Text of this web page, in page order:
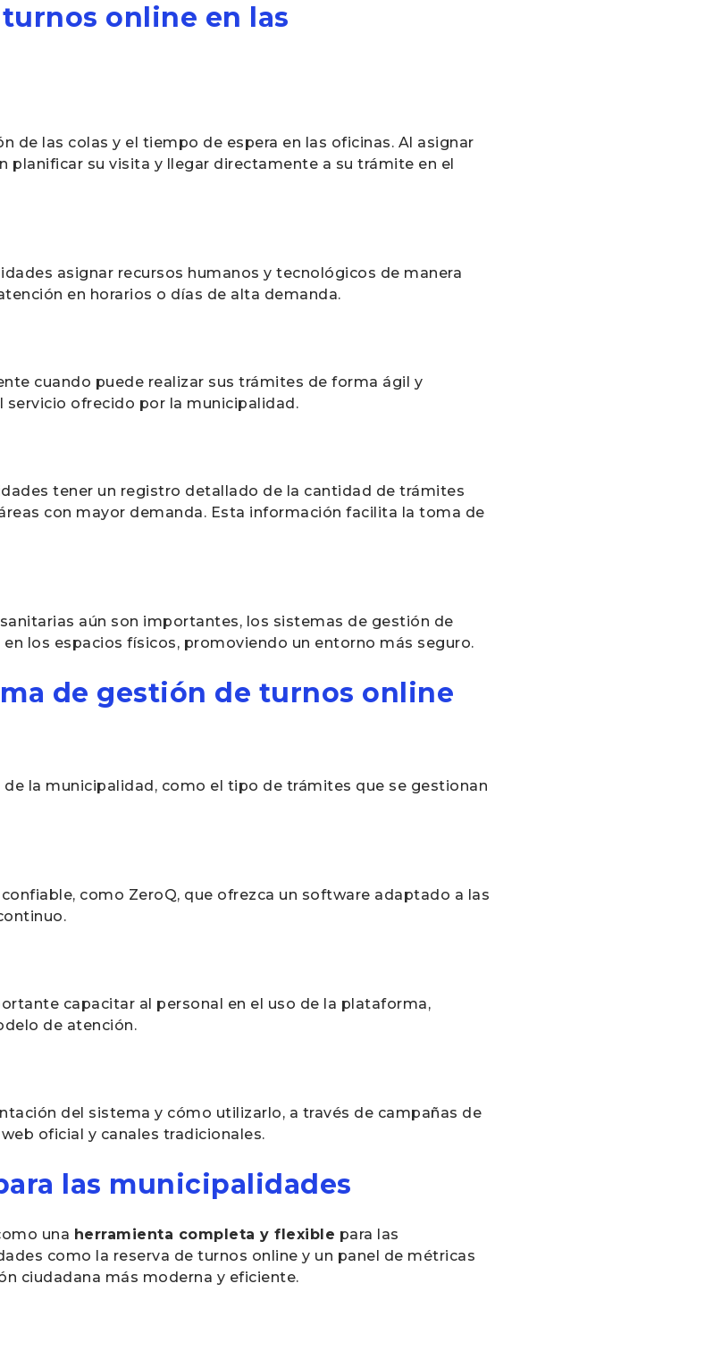
online en las
de las colas y el tiempo de espera en las oficinas. Al asignar
planificar su visita y llegar directamente a su trámite en el
asignar recursos humanos y tecnológicos de manera
en horarios o días de alta demanda.
cuando puede realizar sus trámites de forma ágil y
servicio ofrecido por la municipalidad.
tener un registro detallado de la cantidad de trámites
con mayor demanda. Esta información facilita la toma de
aún son importantes, los sistemas de gestión de
los espacios físicos, promoviendo un entorno más seguro.
de gestión de turnos online
la municipalidad, como el tipo de trámites que se gestionan
como ZeroQ, que ofrezca un software adaptado a las
capacitar al personal en el uso de la plataforma,
de atención.
del sistema y cómo utilizarlo, a través de campañas de
oficial y canales tradicionales.
las municipalidades
una herramienta completa y flexible para las
como la reserva de turnos online y un panel de métricas
ciudadana más moderna y eficiente.